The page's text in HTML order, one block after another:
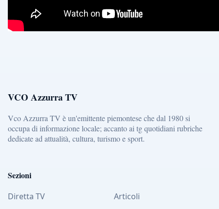
VCO Azzurra TV
Vco Azzurra TV è un'emittente piemontese che dal 1980 si
occupa di informazione locale; accanto ai tg quotidiani rubriche
dedicate ad attualità, cultura, turismo e sport.
Sezioni
Diretta TV
Articoli